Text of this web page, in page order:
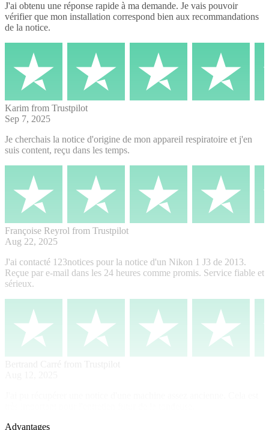
J'ai obtenu une réponse rapide à ma demande. Je vais pouvoir
vérifier que mon installation correspond bien aux recommandations
de la notice.
Karim from Trustpilot
Sep 7, 2025
Je cherchais la notice d'origine de mon appareil respiratoire et j'en
suis content, reçu dans les temps.
Françoise Reyrol from Trustpilot
Aug 22, 2025
J'ai contacté 123notices pour la notice d'un Nikon 1 J3 de 2013.
Reçue par e-mail dans les 24 heures comme promis. Service fiable et
sérieux.
Advantages